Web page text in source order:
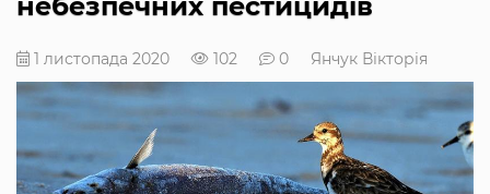
1 листопада 2020 102 0 Янчук Вікторія